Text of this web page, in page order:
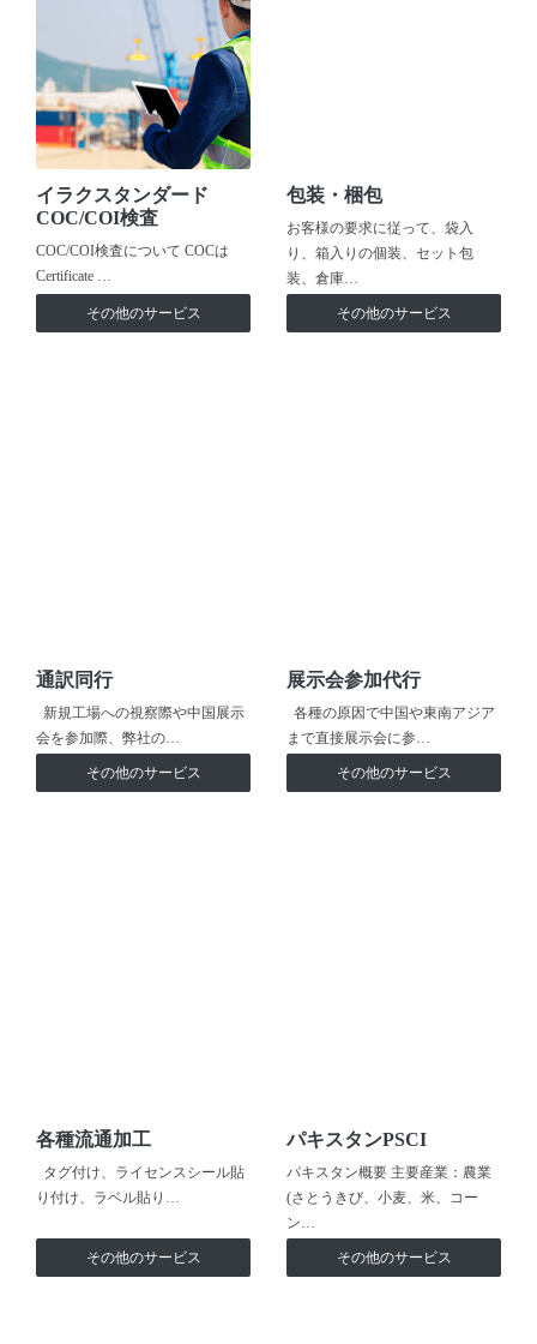
イラクスタンダード
COC/COI検査
COC/COI検査について COCは
Certificate …
その他のサービス
包装・梱包
お客様の要求に従って、袋入
り、箱入りの個装、セット包
装、倉庫…
その他のサービス
通訳同行
新規工場への視察際や中国展示
会を参加際、弊社の…
その他のサービス
展示会参加代行
各種の原因で中国や東南アジア
まで直接展示会に参…
その他のサービス
各種流通加工
タグ付け、ライセンスシール貼
り付け、ラベル貼り…
その他のサービス
パキスタンPSCI
パキスタン概要 主要産業：農業
(さとうきび、小麦、米、コー
ン…
その他のサービス